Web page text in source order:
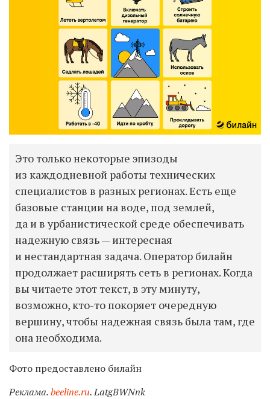
Это только некоторые эпизоды
из каждодневной работы технических
специалистов в разных регионах. Есть еще
базовые станции на воде, под землей,
да и в урбанистической среде обеспечивать
надежную связь — интересная
и нестандартная задача. Оператор билайн
продолжает расширять сеть в регионах. Когда
вы читаете этот текст, в эту минуту,
возможно, кто-то покоряет очередную
вершину, чтобы надежная связь была там, где
она необходима.
Фото предоставлено билайн
Реклама.beeline.ru.LatgBWNnk